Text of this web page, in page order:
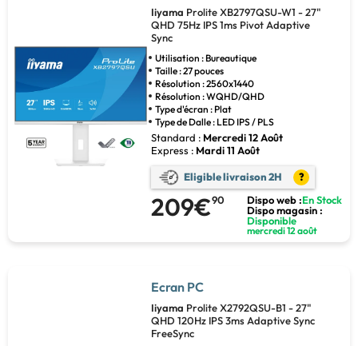
Iiyama Prolite XB2797QSU-W1 - 27"
QHD 75Hz IPS 1ms Pivot Adaptive
Sync
Utilisation : Bureautique
Taille : 27 pouces
Résolution : 2560x1440
Résolution : WQHD/QHD
Type d'écran : Plat
Type de Dalle : LED IPS / PLS
Standard : Mercredi 12 Août
Express : Mardi 11 Août
Eligible livraison 2H ?
209€90 Dispo web :En Stock
Dispo magasin :
Disponible
mercredi 12 août
Ecran PC
Iiyama Prolite X2792QSU-B1 - 27"
QHD 120Hz IPS 3ms Adaptive Sync
FreeSync